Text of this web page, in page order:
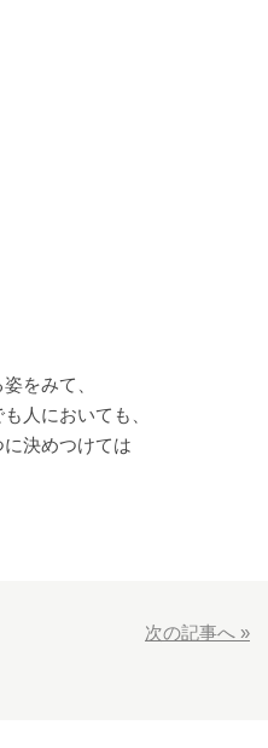
をみて、
人においても、
決めつけては
次の記事へ »